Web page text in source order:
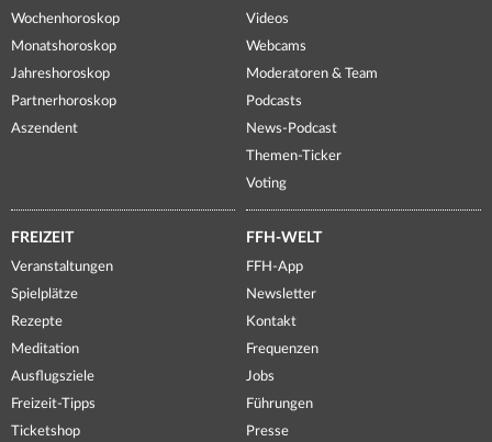
Wochenhoroskop
Monatshoroskop
Jahreshoroskop
Partnerhoroskop
Aszendent
Videos
Webcams
Moderatoren & Team
Podcasts
News-Podcast
Themen-Ticker
Voting
FREIZEIT
Veranstaltungen
Spielplätze
Rezepte
Meditation
Ausflugsziele
Freizeit-Tipps
Ticketshop
FFH-WELT
FFH-App
Newsletter
Kontakt
Frequenzen
Jobs
Führungen
Presse